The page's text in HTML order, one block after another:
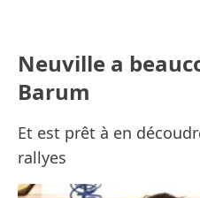
Neuville a
Barum
Et est prêt à en
rallyes